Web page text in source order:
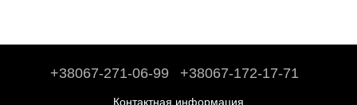
+38067-271-06-99 +38067-172-17-71
Контактная информация